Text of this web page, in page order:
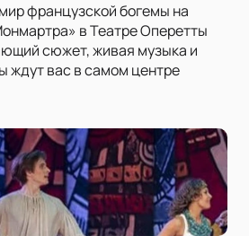
французской богемы на
в Театре Оперетты
сюжет, живая музыка и
ждут вас в самом центре